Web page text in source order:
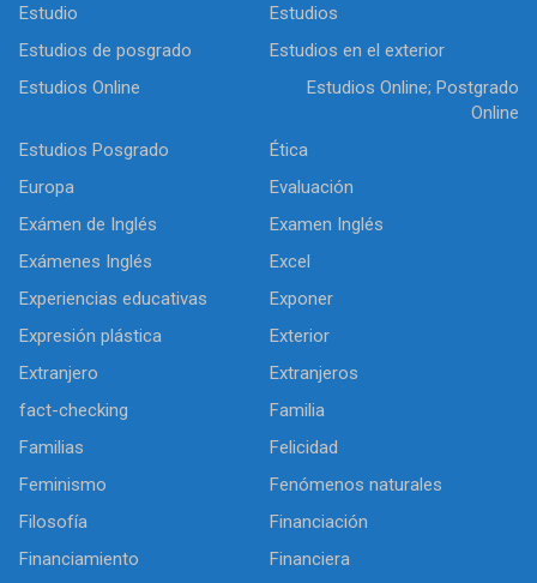
Estudio
Estudios
Estudios de posgrado
Estudios en el exterior
Estudios Online
Estudios Online; Postgrado
Online
Estudios Posgrado
Ética
Europa
Evaluación
Exámen de Inglés
Examen Inglés
Exámenes Inglés
Excel
Experiencias educativas
Exponer
Expresión plástica
Exterior
Extranjero
Extranjeros
fact-checking
Familia
Familias
Felicidad
Feminismo
Fenómenos naturales
Filosofía
Financiación
Financiamiento
Financiera